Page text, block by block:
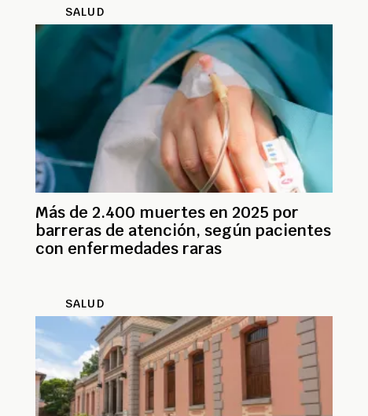
SALUD
Más de 2.400 muertes en 2025 por
barreras de atención, según pacientes
con enfermedades raras
SALUD